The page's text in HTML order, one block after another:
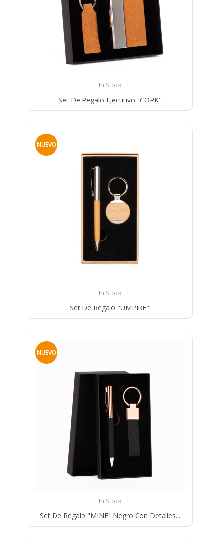
In Stock
Set De Regalo Ejecutivo "CORK"
NUEVO
In Stock
Set De Regalo "UMPIRE".
NUEVO
In Stock
Set De Regalo "MINE" Negro Con Detalles...